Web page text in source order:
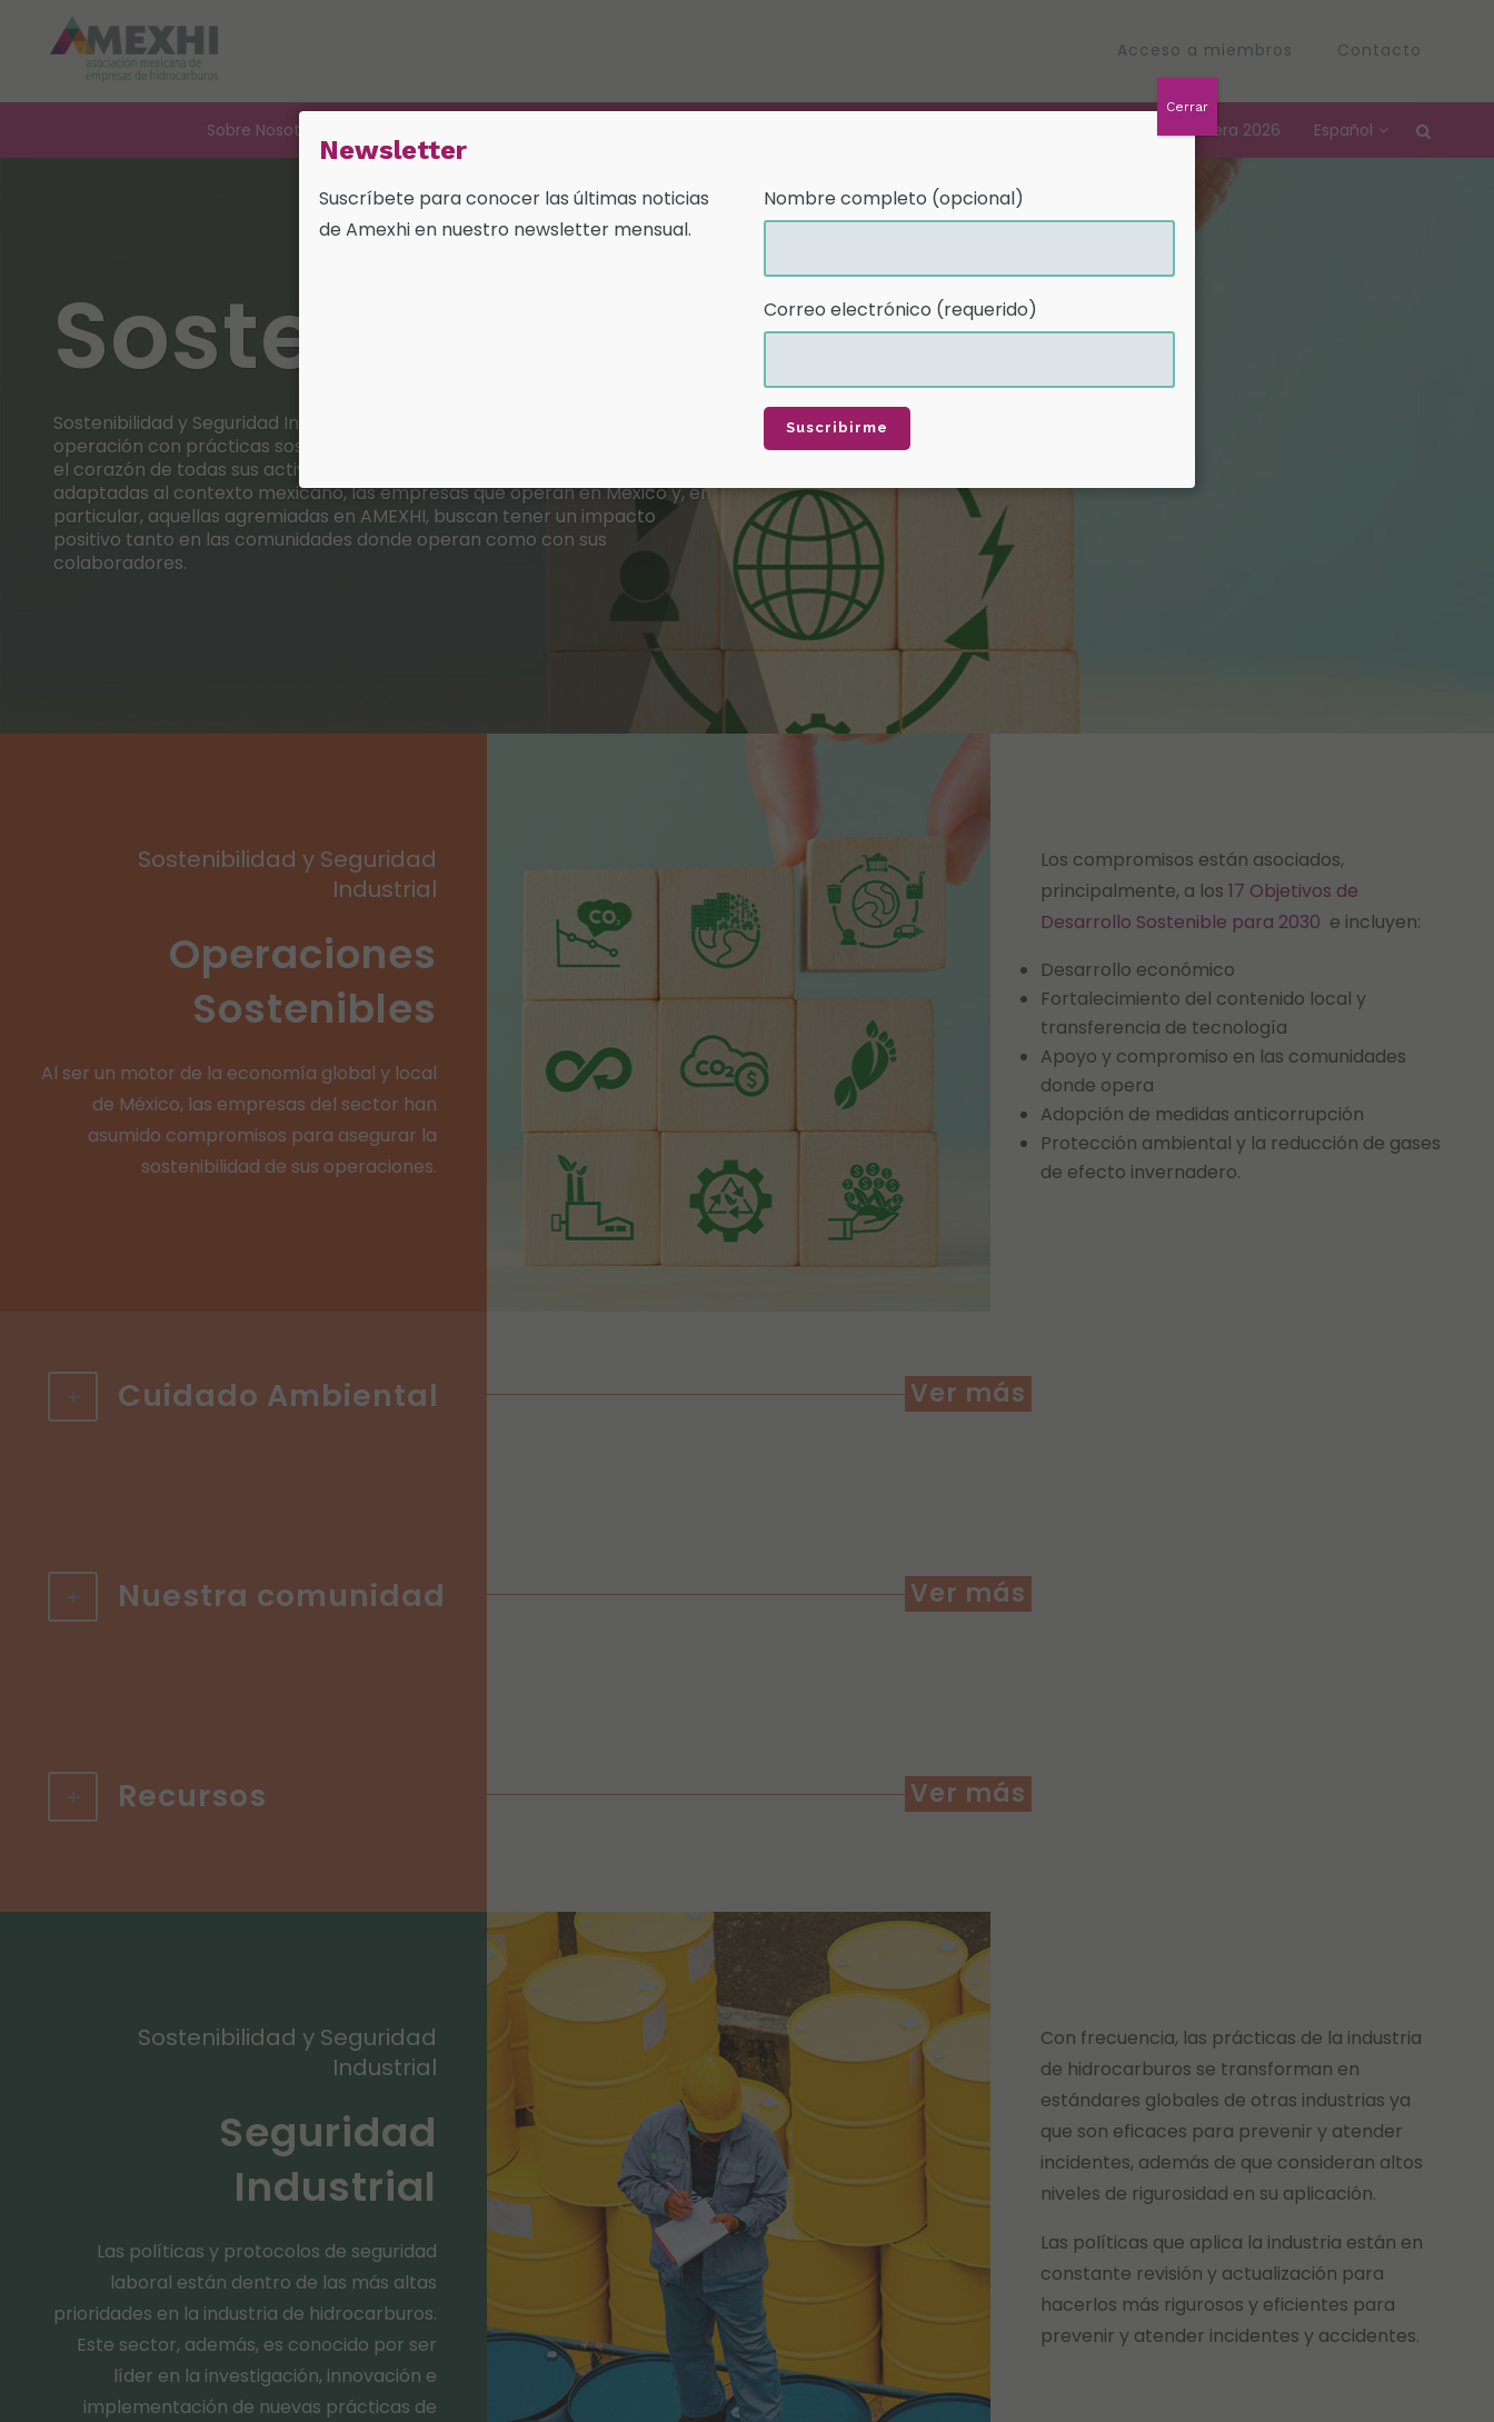
Sobre Nosotros Convención Nacional Petrolera 2026 Español
Acceso a miembros Contacto
Sostenibilidad
Sostenibilidad y Seguridad Industrial Para la industria de hidrocarburos, la
operación con prácticas sostenibles y seguras es una prioridad que está en
el corazón de todas sus actividades. Siguiendo prácticas internacionales
adaptadas al contexto mexicano, las empresas que operan en México y, en
particular, aquellas agremiadas en AMEXHI, buscan tener un impacto
positivo tanto en las comunidades donde operan como con sus
colaboradores.
Sostenibilidad y Seguridad
Industrial
Operaciones
Sostenibles
Al ser un motor de la economía global y local
de México, las empresas del sector han
asumido compromisos para asegurar la
sostenibilidad de sus operaciones.
Los compromisos están asociados,
principalmente, a los17 Objetivos de
Desarrollo Sostenible para 2030 e incluyen:
Desarrollo económico
Fortalecimiento del contenido local y
transferencia de tecnología
Apoyo y compromiso en las comunidades
donde opera
Adopción de medidas anticorrupción
Protección ambiental y la reducción de gases
de efecto invernadero.
Cuidado Ambiental
Nuestra comunidad
Recursos
Sostenibilidad y Seguridad
Industrial
Seguridad
Industrial
Las políticas y protocolos de seguridad
laboral están dentro de las más altas
prioridades en la industria de hidrocarburos.
Este sector, además, es conocido por ser
líder en la investigación, innovación e
implementación de nuevas prácticas de
Con frecuencia, las prácticas de la industria
de hidrocarburos se transforman en
estándares globales de otras industrias ya
que son eficaces para prevenir y atender
incidentes, además de que consideran altos
niveles de rigurosidad en su aplicación.
Las políticas que aplica la industria están en
constante revisión y actualización para
hacerlos más rigurosos y eficientes para
prevenir y atender incidentes y accidentes.
Newsletter
Suscríbete para conocer las últimas noticias
de Amexhi en nuestro newsletter mensual.
Nombre completo (opcional)
Correo electrónico (requerido)
Cerrar